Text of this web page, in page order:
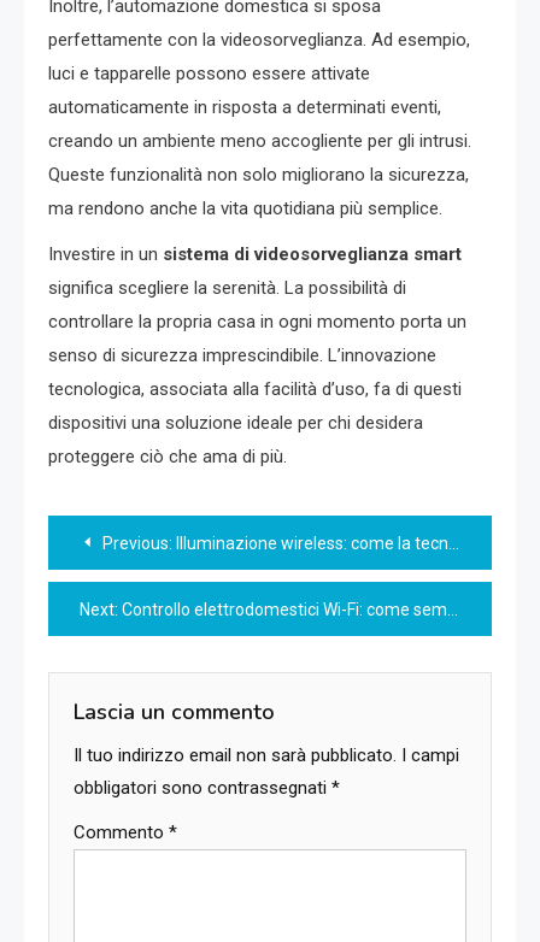
Inoltre, l’automazione domestica si sposa
perfettamente con la videosorveglianza. Ad esempio,
luci e tapparelle possono essere attivate
automaticamente in risposta a determinati eventi,
creando un ambiente meno accogliente per gli intrusi.
Queste funzionalità non solo migliorano la sicurezza,
ma rendono anche la vita quotidiana più semplice.
Investire in un sistema di videosorveglianza smart
significa scegliere la serenità. La possibilità di
controllare la propria casa in ogni momento porta un
senso di sicurezza imprescindibile. L’innovazione
tecnologica, associata alla facilità d’uso, fa di questi
dispositivi una soluzione ideale per chi desidera
proteggere ciò che ama di più.
Navigazione
articoli
Previous: Illuminazione wireless: come la tecnologia sta rivoluzionando l’illuminazione domestica
Next: Controllo elettrodomestici Wi-Fi: come semplificare la tua vita quotidiana
Lascia un commento
Il tuo indirizzo email non sarà pubblicato. I campi
obbligatori sono contrassegnati *
Commento *